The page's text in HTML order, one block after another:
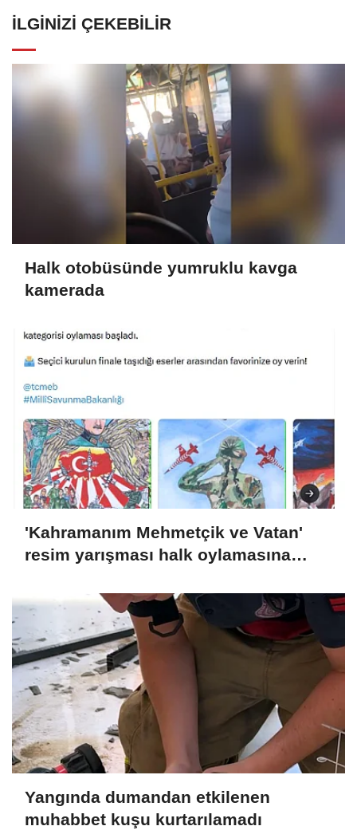
İLGINIZI ÇEKEBILIR
Halk otobüsünde yumruklu kavga
kamerada
'Kahramanım Mehmetçik ve Vatan'
resim yarışması halk oylamasına
Yangında dumandan etkilenen
muhabbet kuşu kurtarılamadı